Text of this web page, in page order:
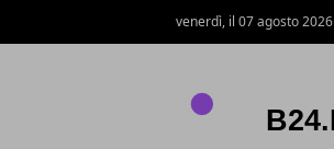
venerdì, il 07 agosto 2026